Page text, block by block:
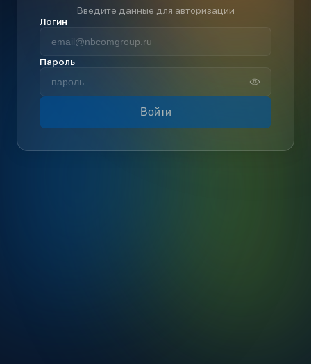
Введите данные для авторизации
Логин
Пароль
Войти